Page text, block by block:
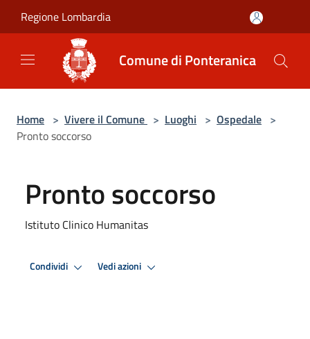
Regione Lombardia
Comune di Ponteranica
Home > Vivere il Comune > Luoghi > Ospedale >
Pronto soccorso
Pronto soccorso
Istituto Clinico Humanitas
Condividi Vedi azioni